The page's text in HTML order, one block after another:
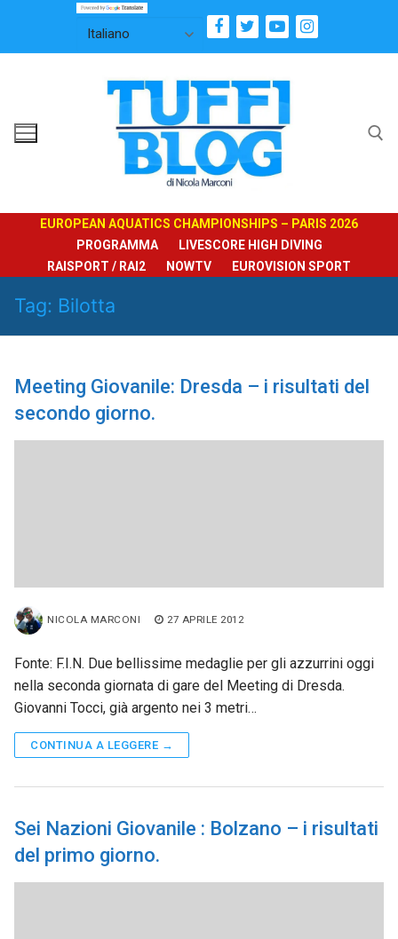
contenuto
EUROPEAN AQUATICS CHAMPIONSHIPS – PARIS 2026
PROGRAMMA
LIVESCORE HIGH DIVING
RAISPORT / RAI2
NOWTV EUROVISION SPORT
Tag: Bilotta
Meeting Giovanile: Dresda – i risultati del
secondo giorno.
NICOLA MARCONI 27 APRILE 2012
Fonte: F.I.N. Due bellissime medaglie per gli azzurrini oggi
nella seconda giornata di gare del Meeting di Dresda.
Giovanni Tocci, già argento nei 3 metri…
CONTINUA A LEGGERE →
Sei Nazioni Giovanile : Bolzano – i risultati
del primo giorno.